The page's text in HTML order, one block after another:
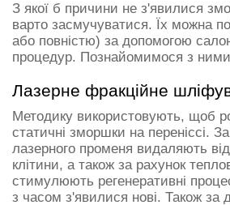
З якої б причини не з'явилися
варто засмучуватися. Їх можна
або повністю) за допомогою
процедур. Познайомимося з
Лазерне фракційне
Методику використовують, щоб
статичні зморшки на переніссі.
лазерного променя видаляють
клітини, а також за рахунок
стимулюють регенеративні
з часом з'явилися нові. Також за